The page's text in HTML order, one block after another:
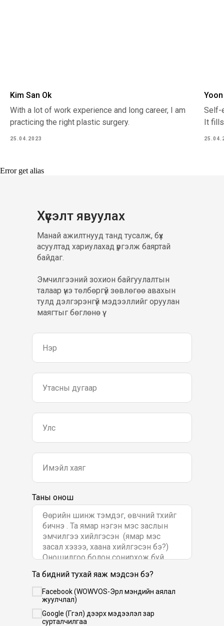
Kim San Ok
With a lot of work experience and long career, I am
practicing the right plastic surgery.
25.04.2023
Self-
It
Error get alias
Хүсэлт явуулах
Манай ажилтнууд танд тусалж, бүх
асуултад хариулахад үргэлж баяртай
байдаг.
Эмчилгээний зохион байгуулалтын
талаар үнэ төлбөргүй зөвлөгөө авахын
тулд дэлгэрэнгүй мэдээллийг оруулан
маягтыг бөглөнө үү..
Таны онош
Та бидний тухай яаж мэдсэн бэ?
Facebook (WOWVOS-Эрүүл мэндийн аялал
жуулчлал)
Google (Гүүгэл) дээрх мэдээлэл зар
сурталчилгаа